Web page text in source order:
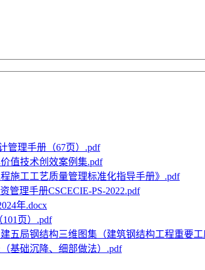
管理手册（67页）.pdf
值技术创效案例集.pdf
施工工艺质量管理标准化指导手册》.pdf
管理手册CSCECIE-PS-2022.pdf
年.docx
页）.pdf
五局钢结构三维图集（建筑钢结构工程重要
基础沉降、细部做法）.pdf